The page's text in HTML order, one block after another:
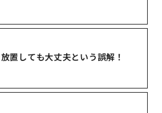
置しても大丈夫という誤解！